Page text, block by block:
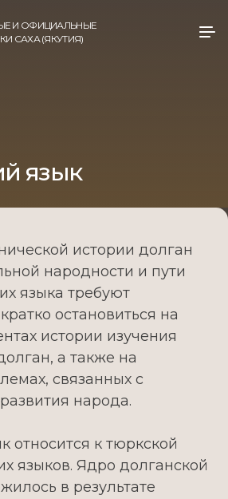
И ОФИЦИАЛЬНЫЕ
САХА (ЯКУТИЯ)
язык
истории долган
народности и пути
языка требуют
остановиться на
истории изучения
а также на
связанных с
народа.
относится к тюркской
языков. Ядро долганской
в результате